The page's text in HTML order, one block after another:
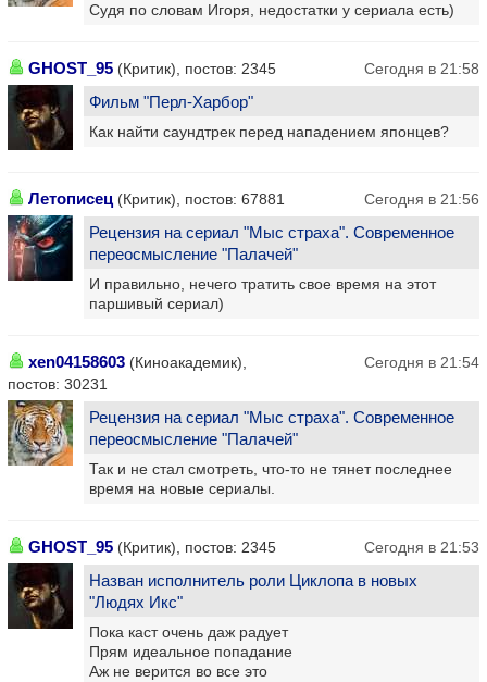
Судя по словам Игоря, недостатки у сериала есть)
GHOST_95 (Критик), постов: 2345 Сегодня в 21:58
Фильм "Перл-Харбор"
Как найти саундтрек перед нападением японцев?
Летописец (Критик), постов: 67881 Сегодня в 21:56
Рецензия на сериал "Мыс страха". Современное
переосмысление "Палачей"
И правильно, нечего тратить свое время на этот
паршивый сериал)
xen04158603 (Киноакадемик),
постов: 30231
Сегодня в 21:54
Рецензия на сериал "Мыс страха". Современное
переосмысление "Палачей"
Так и не стал смотреть, что-то не тянет последнее
время на новые сериалы.
GHOST_95 (Критик), постов: 2345 Сегодня в 21:53
Назван исполнитель роли Циклопа в новых
"Людях Икс"
Пока каст очень даж радует
Прям идеальное попадание
Аж не верится во все это